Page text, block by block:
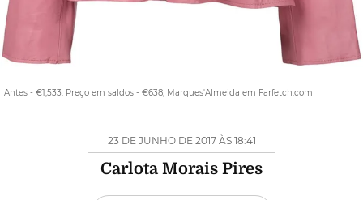
Antes - €1,533. Preço em saldos - €638, Marques'Almeida em Farfetch.com
23 DE JUNHO DE 2017 ÀS 18:41
Carlota Morais Pires